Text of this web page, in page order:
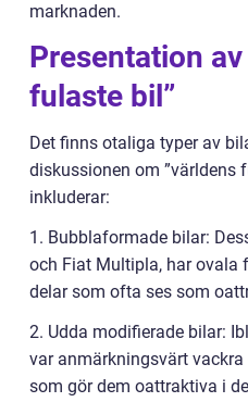
marknaden.
Presentation
fulaste bil”
Det finns otaliga typer av
diskussionen om ”världens
inkluderar:
1. Bubblaformade bilar:
och Fiat Multipla, har ovala
delar som ofta ses som
2. Udda modifierade bilar:
var anmärkningsvärt
som gör dem oattraktiva i